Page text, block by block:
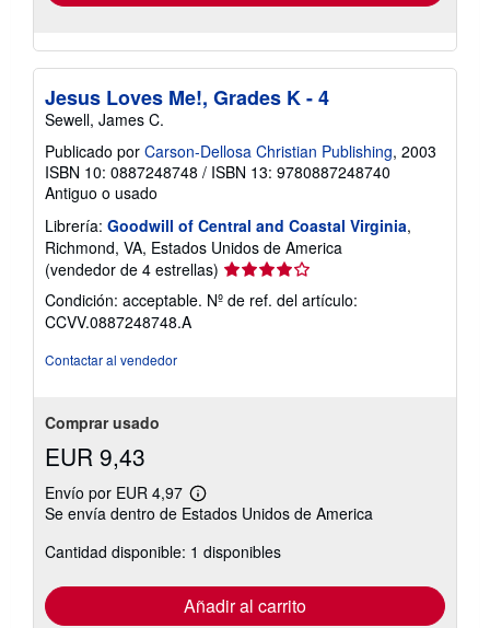
Jesus Loves Me!, Grades K - 4
Sewell, James C.
Publicado por Carson-Dellosa Christian Publishing, 2003
ISBN 10: 0887248748 / ISBN 13: 9780887248740
Antiguo o usado
Librería: Goodwill of Central and Coastal Virginia,
Richmond, VA, Estados Unidos de America
(vendedor de 4 estrellas) Calificación
del
vendedor:
Condición: acceptable. Nº de ref. del artículo:
CCVV.0887248748.A
Contactar al vendedor
Comprar usado
EUR 9,43
Envío por EUR 4,97
Más
información
las
tarifas
envío
Se envía dentro de Estados Unidos de America
Cantidad disponible: 1 disponibles
Añadir al carrito